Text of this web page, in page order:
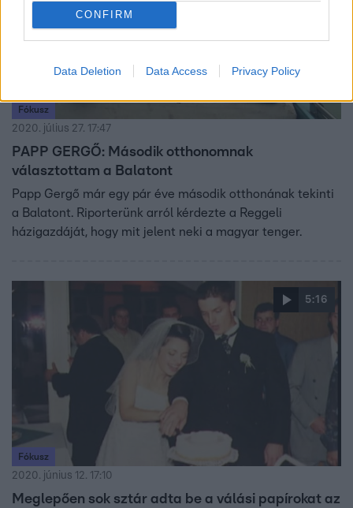
CONFIRM
Data Deletion Data Access Privacy Policy
Fókusz
2020. július 27. 17:47
PAPP GERGŐ: Második otthonomnak
választottam a Balatont
Papp Gergő már egy pár éve második otthonának tekinti
a Balatont. Riporterünk arról kérdezte a Reggeli
házigazdáját, hogy mit jelent neki a magyar tenger.
5:16
Fókusz
2020. június 12. 17:10
Meglepően sok sztár adta be a válási papírokat az